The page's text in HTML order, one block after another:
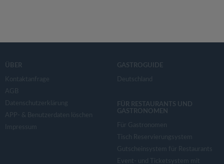
ÜBER
Kontaktanfrage
AGB
Datenschutzerklärung
APP- & Benutzerdaten löschen
Impressum
GASTROGUIDE
Deutschland
FÜR RESTAURANTS UND
GASTRONOMEN
Für Gastronomen
Tisch Reservierungsystem
Gutscheinsystem für Restaurants
Event- und Ticketsystem mit